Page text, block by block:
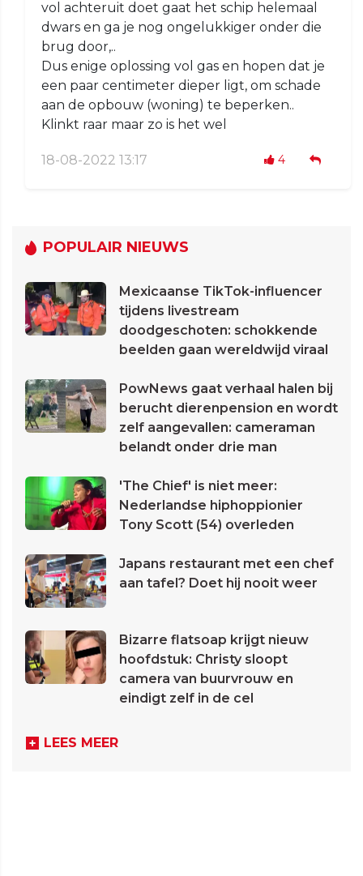
vol achteruit doet gaat het schip helemaal
dwars en ga je nog ongelukkiger onder die
brug door,..
Dus enige oplossing vol gas en hopen dat je
een paar centimeter dieper ligt, om schade
aan de opbouw (woning) te beperken..
Klinkt raar maar zo is het wel
18-08-2022 13:17 4
POPULAIR NIEUWS
Mexicaanse TikTok-influencer
tijdens livestream
doodgeschoten: schokkende
beelden gaan wereldwijd viraal
PowNews gaat verhaal halen bij
berucht dierenpension en wordt
zelf aangevallen: cameraman
belandt onder drie man
'The Chief' is niet meer:
Nederlandse hiphoppionier
Tony Scott (54) overleden
Japans restaurant met een chef
aan tafel? Doet hij nooit weer
Bizarre flatsoap krijgt nieuw
hoofdstuk: Christy sloopt
camera van buurvrouw en
eindigt zelf in de cel
LEES MEER